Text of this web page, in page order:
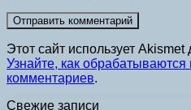
Этот сайт использует
Узнайте, как
комментариев.
Свежие записи